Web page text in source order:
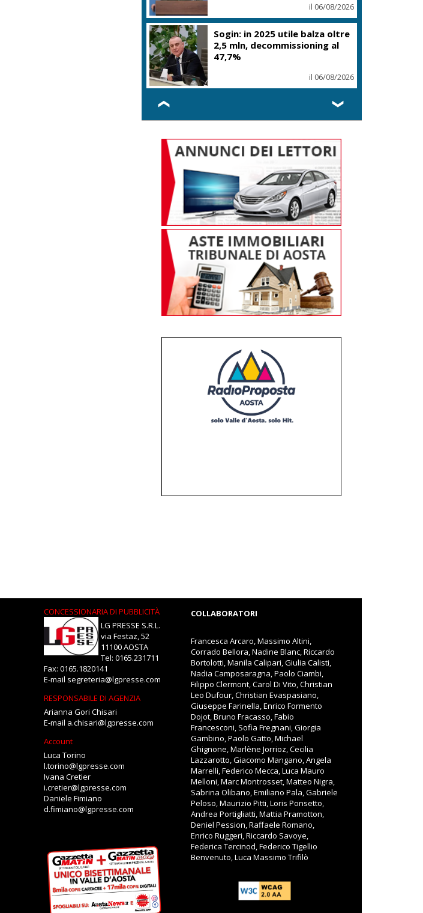
il 06/08/2026
Sogin: in 2025 utile balza oltre
2,5 mln, decommissioning al
47,7%
il 06/08/2026
❮ ❯
CONCESSIONARIA DI PUBBLICITÀ
LG PRESSE S.R.L.
via Festaz, 52
11100 AOSTA
Tel: 0165.231711
Fax: 0165.1820141
E-mail segreteria@lgpresse.com
RESPONSABILE DI AGENZIA
Arianna Gori Chisari
E-mail a.chisari@lgpresse.com
Account
Luca Torino
l.torino@lgpresse.com
Ivana Cretier
i.cretier@lgpresse.com
Daniele Fimiano
d.fimiano@lgpresse.com
COLLABORATORI
Francesca Arcaro, Massimo Altini,
Corrado Bellora, Nadine Blanc, Riccardo
Bortolotti, Manila Calipari, Giulia Calisti,
Nadia Camposaragna, Paolo Ciambi,
Filippo Clermont, Carol Di Vito, Christian
Leo Dufour, Christian Evaspasiano,
Giuseppe Farinella, Enrico Formento
Dojot, Bruno Fracasso, Fabio
Francesconi, Sofia Fregnani, Giorgia
Gambino, Paolo Gatto, Michael
Ghignone, Marlène Jorrioz, Cecilia
Lazzarotto, Giacomo Mangano, Angela
Marrelli, Federico Mecca, Luca Mauro
Melloni, Marc Montrosset, Matteo Nigra,
Sabrina Olibano, Emiliano Pala, Gabriele
Peloso, Maurizio Pitti, Loris Ponsetto,
Andrea Portigliatti, Mattia Pramotton,
Deniel Pession, Raffaele Romano,
Enrico Ruggeri, Riccardo Savoye,
Federica Tercinod, Federico Tigellio
Benvenuto, Luca Massimo Trifilò